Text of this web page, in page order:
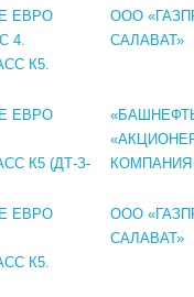
ЕВРО
4.
К5.
ООО
САЛАВАТ»
ЕВРО
К5 (ДТ-З-
ЕВРО
К5.
ООО
САЛАВАТ»